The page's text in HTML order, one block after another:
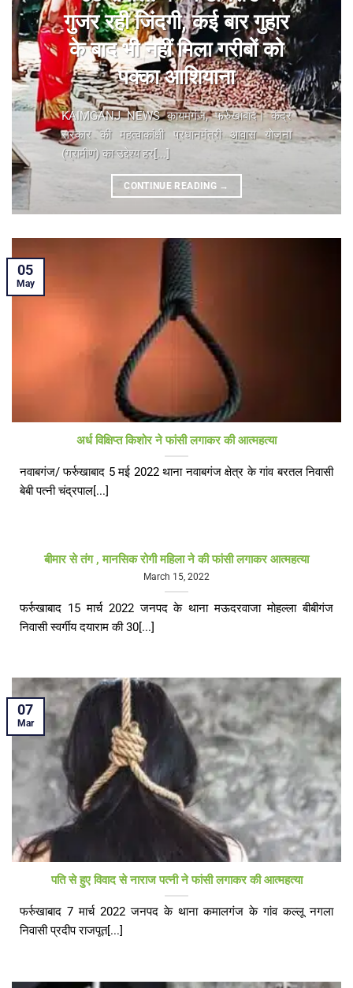
गुजर रही जिंदगी, कई बार गुहार
के बाद भी नहीं मिला गरीबों को
पक्का आशियाना
KAIMGANJ NEWS कायमगंज, फर्रुखाबाद। केंद्र
सरकार की महत्वाकांक्षी प्रधानमंत्री आवास योजना
(ग्रामीण) का उद्देश्य हर[...]
CONTINUE READING →
अर्ध विक्षिप्त किशोर ने फांसी लगाकर की आत्महत्या
नवाबगंज/ फर्रुखाबाद 5 मई 2022 थाना नवाबगंज क्षेत्र के गांव बरतल निवासी
बेबी पत्नी चंद्रपाल[...]
05
May
बीमार से तंग , मानसिक रोगी महिला ने की फांसी लगाकर आत्महत्या
March 15, 2022
फर्रुखाबाद 15 मार्च 2022 जनपद के थाना मऊदरवाजा मोहल्ला बीबीगंज
निवासी स्वर्गीय दयाराम की 30[...]
पति से हुए विवाद से नाराज पत्नी ने फांसी लगाकर की आत्महत्या
फर्रुखाबाद 7 मार्च 2022 जनपद के थाना कमालगंज के गांव कल्लू नगला
निवासी प्रदीप राजपूत[...]
07
Mar